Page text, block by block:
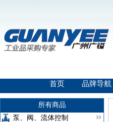
首页 品牌导航
所有商品
泵、阀、流体控制